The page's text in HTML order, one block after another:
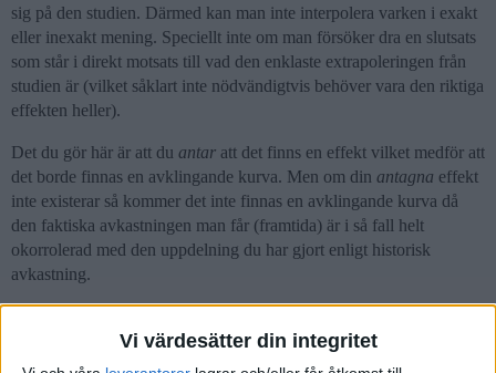
Vi värdesätter din integritet
sig på den studien. Därmed kan man inte interpolera varken i exakt
eller inexakt mening. Speciellt inte om man försöker dra en slutsats
som står i direkt motsats till vad den enklaste extrapoleringen från
studien är (vilket såklart inte nödvändigtvis behöver vara den riktiga
effekten heller).
Det du gör här är att du antar att det finns en effekt vilket medför att
det borde finnas en avklingande kurva. Men om din antagna effekt
inte existerar så kommer det inte finnas en avklingande kurva då
den faktiska avkastningen man får (framtida) är i så fall helt
okorrolerad med den uppdelning du har gjort enligt historisk
avkastning.